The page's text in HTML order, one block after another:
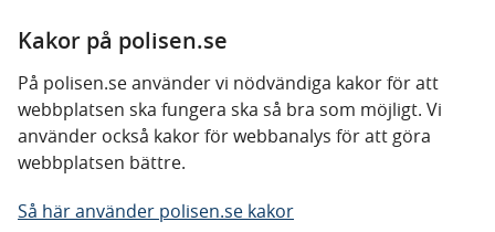
Kakor på polisen.se
På polisen.se använder vi nödvändiga kakor för att
webbplatsen ska fungera ska så bra som möjligt. Vi
använder också kakor för webbanalys för att göra
webbplatsen bättre.
Så här använder polisen.se kakor